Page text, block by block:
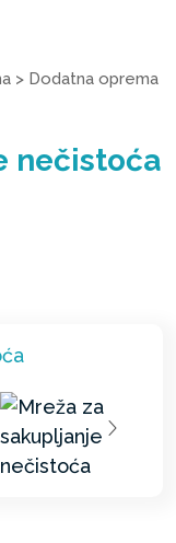
> Dodatna oprema
nečistoća